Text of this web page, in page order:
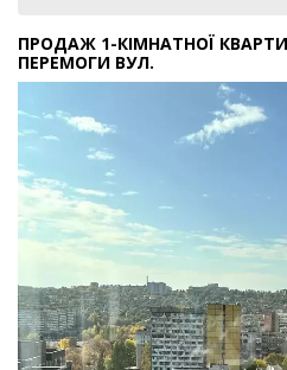
ПРОДАЖ 1-КІМНАТНОЇ
ПЕРЕМОГИ ВУЛ.